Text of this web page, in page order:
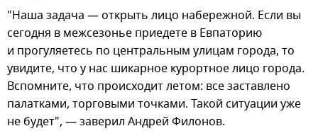
"Наша задача — открыть лицо набережной. Если вы
сегодня в межсезонье приедете в Евпаторию
и прогуляетесь по центральным улицам города, то
увидите, что у нас шикарное курортное лицо города.
Вспомните, что происходит летом: все заставлено
палатками, торговыми точками. Такой ситуации уже
не будет", — заверил Андрей Филонов.